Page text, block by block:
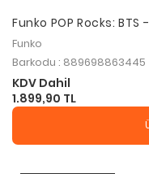
Funko POP Rocks:
Funko
Barkodu : 889698863445
KDV Dahil
1.899,90 TL